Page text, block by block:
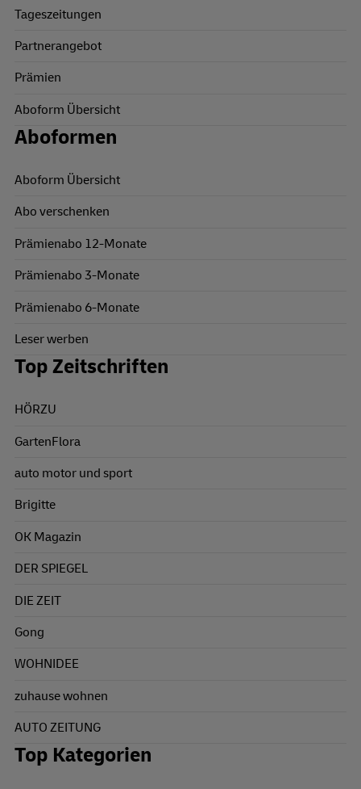
Tageszeitungen
Partnerangebot
Prämien
Aboform Übersicht
Aboformen
Aboform Übersicht
Abo verschenken
Prämienabo 12-Monate
Prämienabo 3-Monate
Prämienabo 6-Monate
Leser werben
Top Zeitschriften
HÖRZU
GartenFlora
auto motor und sport
Brigitte
OK Magazin
DER SPIEGEL
DIE ZEIT
Gong
WOHNIDEE
zuhause wohnen
AUTO ZEITUNG
Top Kategorien